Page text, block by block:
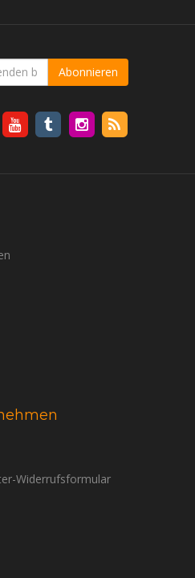
Abonnieren
Widerrufsformular